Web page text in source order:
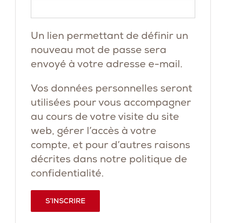
Un lien permettant de définir un
nouveau mot de passe sera
envoyé à votre adresse e-mail.
Vos données personnelles seront
utilisées pour vous accompagner
au cours de votre visite du site
web, gérer l’accès à votre
compte, et pour d’autres raisons
décrites dans notre politique de
confidentialité.
S’INSCRIRE